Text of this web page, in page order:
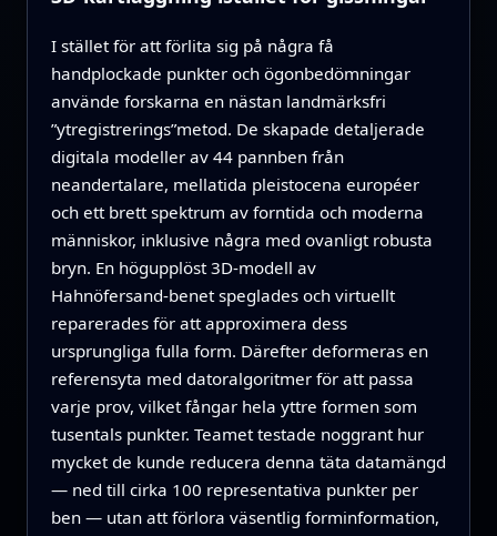
I stället för att förlita sig på några få
handplockade punkter och ögonbedömningar
använde forskarna en nästan landmärksfri
”ytregistrerings”metod. De skapade detaljerade
digitala modeller av 44 pannben från
neandertalare, mellatida pleistocena européer
och ett brett spektrum av forntida och moderna
människor, inklusive några med ovanligt robusta
bryn. En högupplöst 3D‑modell av
Hahnöfersand‑benet speglades och virtuellt
reparerades för att approximera dess
ursprungliga fulla form. Därefter deformeras en
referensyta med datoralgoritmer för att passa
varje prov, vilket fångar hela yttre formen som
tusentals punkter. Teamet testade noggrant hur
mycket de kunde reducera denna täta datamängd
— ned till cirka 100 representativa punkter per
ben — utan att förlora väsentlig forminformation,